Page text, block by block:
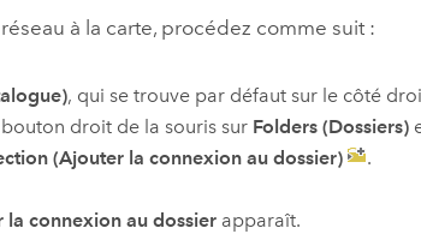
à la carte, procédez comme suit :
, qui se trouve par défaut sur le côté
droit de la souris sur Folders (Dossiers)
(Ajouter la connexion au dossier) .
la connexion au dossier apparaît.